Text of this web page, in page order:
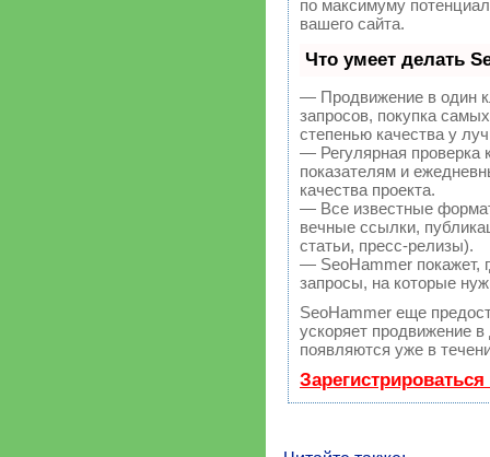
по максимуму
вашего сайта.
Что умеет делать
— Продвижение в один
запросов, покупка
степенью качества у
— Регулярная проверка
показателям и
качества проекта.
— Все известные
вечные ссылки,
статьи, пресс-релизы).
— SeoHammer покажет,
запросы, на которые
SeoHammer еще
ускоряет продвижение
появляются уже в